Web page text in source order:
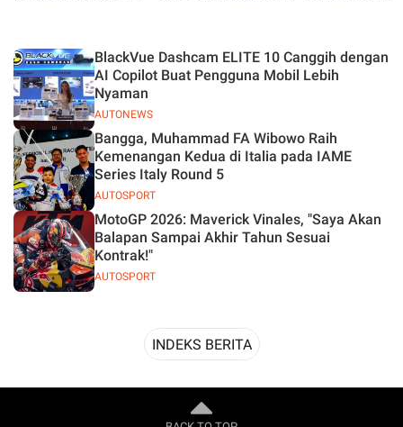
AUTONEWS
BlackVue Dashcam ELITE 10 Canggih dengan
AI Copilot Buat Pengguna Mobil Lebih
Nyaman
AUTOSPORT
Bangga, Muhammad FA Wibowo Raih
Kemenangan Kedua di Italia pada IAME
Series Italy Round 5
AUTOSPORT
MotoGP 2026: Maverick Vinales, "Saya Akan
Balapan Sampai Akhir Tahun Sesuai
Kontrak!"
INDEKS BERITA